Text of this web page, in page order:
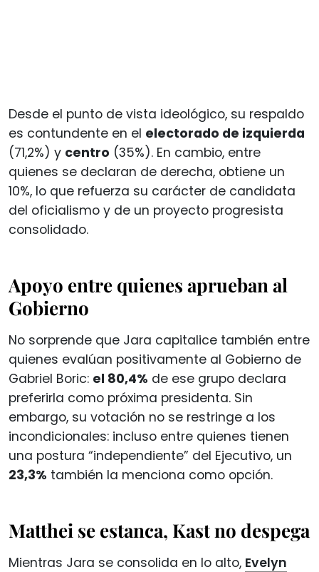
Desde el punto de vista ideológico, su respaldo
es contundente en el electorado de izquierda
(71,2%) y centro (35%). En cambio, entre
quienes se declaran de derecha, obtiene un
10%, lo que refuerza su carácter de candidata
del oficialismo y de un proyecto progresista
consolidado.
Apoyo entre quienes aprueban al
Gobierno
No sorprende que Jara capitalice también entre
quienes evalúan positivamente al Gobierno de
Gabriel Boric: el 80,4% de ese grupo declara
preferirla como próxima presidenta. Sin
embargo, su votación no se restringe a los
incondicionales: incluso entre quienes tienen
una postura “independiente” del Ejecutivo, un
23,3% también la menciona como opción.
Matthei se estanca, Kast no despega
Mientras Jara se consolida en lo alto, Evelyn